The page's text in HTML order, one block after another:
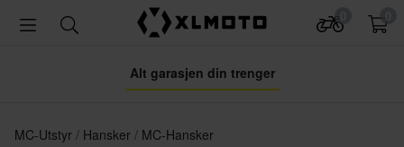
Alt garasjen din trenger
MC-Utstyr Hansker MC-Hansker